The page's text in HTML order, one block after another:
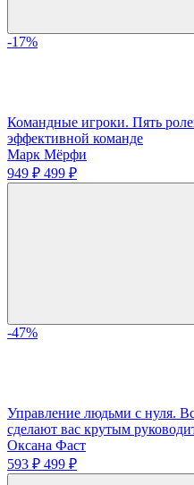
-17%
Командные игроки. Пять
эффективной команде
Марк Мёрфи
949 ₽ 499 ₽
-47%
Управление людьми с нуля.
сделают вас крутым
Оксана Фаст
593 ₽ 499 ₽